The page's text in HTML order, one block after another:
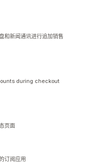
和新闻通讯进行追加销售
during checkout
页面
订阅应用